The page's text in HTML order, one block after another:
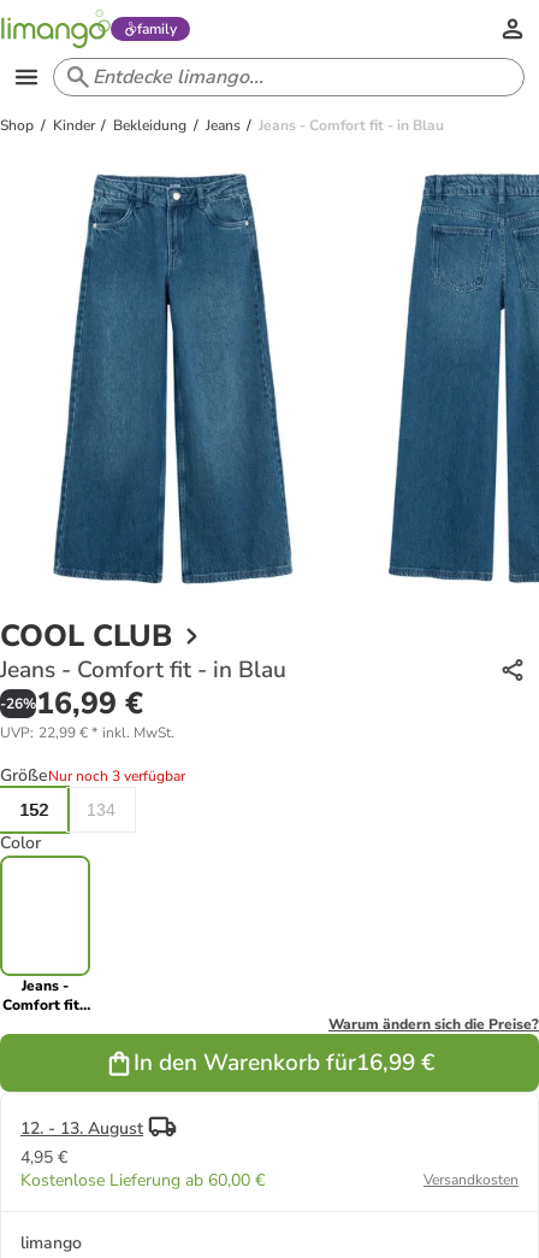
family
Shop Kinder Bekleidung Jeans Jeans - Comfort fit - in Blau
COOL CLUB
Jeans - Comfort fit - in Blau
-26%16,99 €
UVP: 22,99 €* inkl. MwSt.
GrößeNur noch 3 verfügbar
152
134
Color
Jeans -
Comfort fit -
Warum ändern sich die Preise?
In den Warenkorb für16,99 €
12. - 13. August
4,95 €
Kostenlose Lieferung ab 60,00 €
Versandkosten
limango